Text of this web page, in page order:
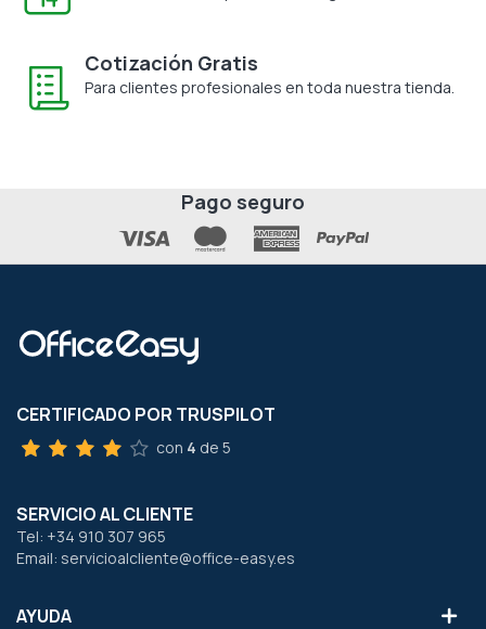
Cotización Gratis
Para clientes profesionales en toda nuestra tienda.
Pago seguro
CERTIFICADO POR TRUSPILOT
con 4 de 5
SERVICIO AL CLIENTE
Tel: +34 910 307 965
Email: servicioalcliente@office-easy.es
AYUDA